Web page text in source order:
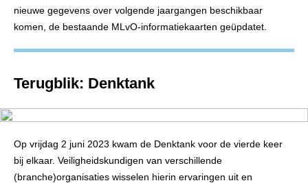
nieuwe gegevens over volgende jaargangen beschikbaar
komen, de bestaande MLvO-informatiekaarten geüpdatet.
Terugblik: Denktank
Op vrijdag 2 juni 2023 kwam de Denktank voor de vierde keer
bij elkaar. Veiligheidskundigen van verschillende
(branche)organisaties wisselen hierin ervaringen uit en